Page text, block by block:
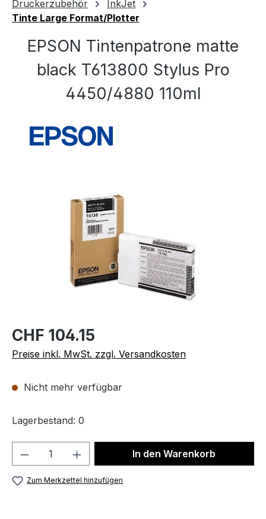
Druckerzubehör
InkJet
Tinte Large Format/Plotter
EPSON Tintenpatrone matte
black T613800 Stylus Pro
4450/4880 110ml
CHF 104.15
Preise inkl. MwSt. zzgl. Versandkosten
Nicht mehr verfügbar
Lagerbestand: 0
Produkt Anzahl: Gib denIn den Warenkorb
Zum Merkzettel hinzufügen